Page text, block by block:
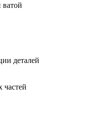
ватой
деталей
частей